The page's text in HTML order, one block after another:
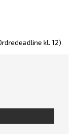
kl. 12)